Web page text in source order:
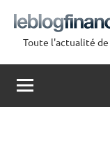
contenu
Le
Blog
Finance
Toute l'actualité